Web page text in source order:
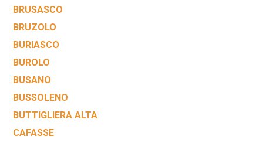
BRUSASCO
BRUZOLO
BURIASCO
BUROLO
BUSANO
BUSSOLENO
BUTTIGLIERA ALTA
CAFASSE